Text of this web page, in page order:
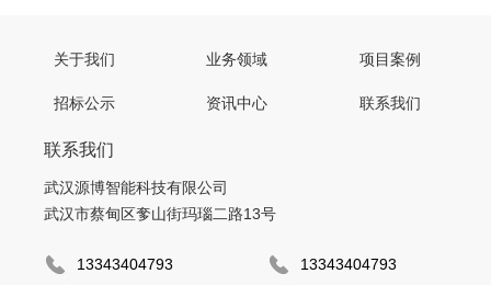
联系我们
武汉源博智能科技有限公司
武汉市蔡甸区奓山街玛瑙二路13号
13343404793
13343404793
关于我们 业务领域 项目案例
招标公示 资讯中心 联系我们